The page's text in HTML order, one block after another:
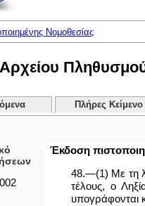
Νομοθεσίας
Πλήρες Κείμενο
Έκδοση
48.—(1) Με τη
τέλους, ο
υπογράφονται